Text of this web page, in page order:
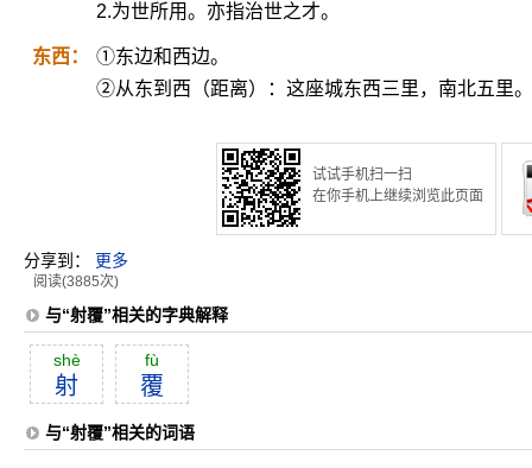
2.为世所用。亦指治世之才。
东西：
①东边和西边。
②从东到西（距离）：这座城东西三里，南北五里。
试试手机扫一扫
在你手机上继续浏览此页面
分享到： 更多
阅读(3885次)
与“射覆”相关的字典解释
shè
射
fù
覆
与“射覆”相关的词语